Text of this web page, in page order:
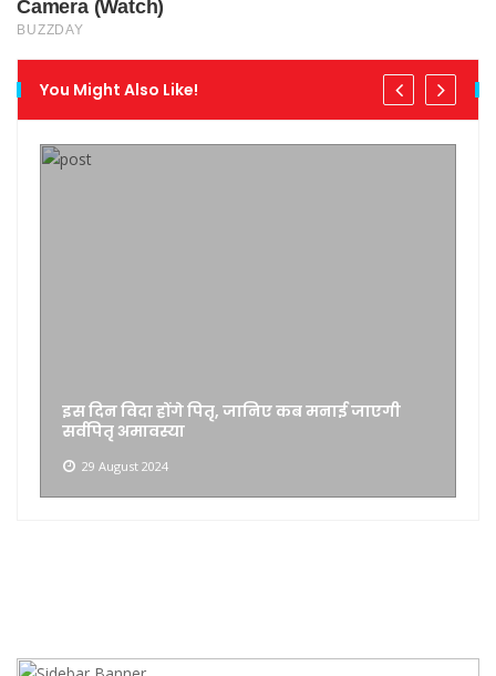
You Might Also Like!
विवाहित जोड़े द्वारा आपसी सहमति से किए गए अलगाव
के समझौते की कोई कानूनी मान्यता नहीं
24 May 2024